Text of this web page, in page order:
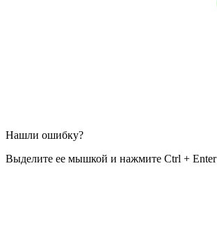
Нашли ошибку?
Выделите ее мышкой и нажмите Ctrl + Enter